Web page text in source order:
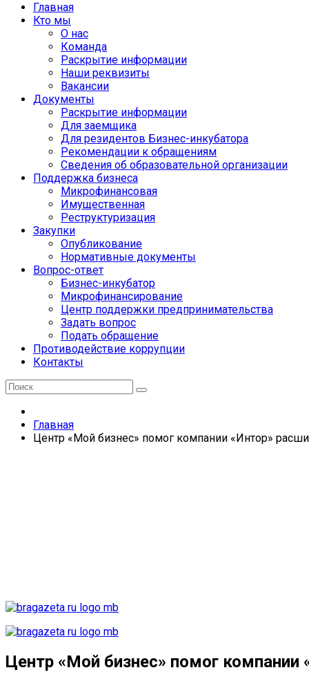
Главная
Кто мы
О нас
Команда
Раскрытие информации
Наши реквизиты
Вакансии
Документы
Раскрытие информации
Для заемщика
Для резидентов Бизнес-инкубатора
Рекомендации к обращениям
Сведения об образовательной организации
Поддержка бизнеса
Микрофинансовая
Имущественная
Реструктуризация
Закупки
Опубликование
Нормативные документы
Вопрос-ответ
Бизнес-инкубатор
Микрофинансирование
Центр поддержки предпринимательства
Задать вопрос
Подать обращение
Противодействие коррупции
Контакты
Главная
Центр «Мой бизнес» помог компании «Интор»
Центр «Мой бизнес» помог компании